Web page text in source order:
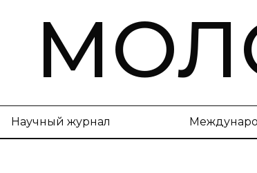
Научный журнал